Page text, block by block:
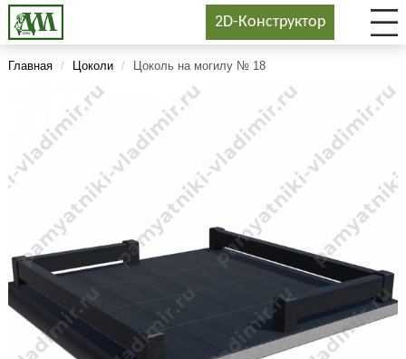
2D-Конструктор
Главная / Цоколи / Цоколь на могилу № 18